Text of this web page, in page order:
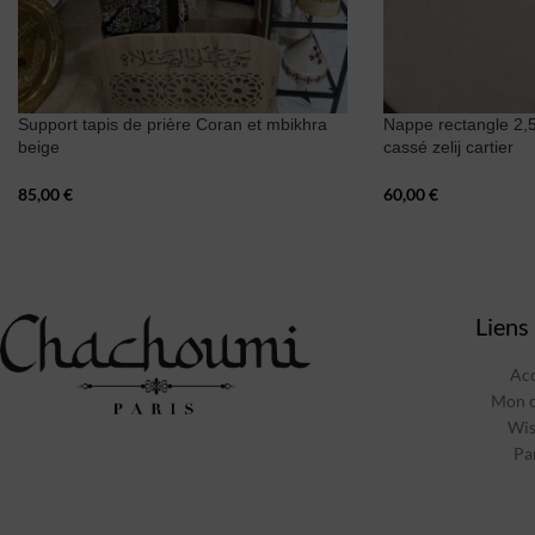
Support tapis de prière Coran et mbikhra
beige
85,00€
Nappe rectangle
cassé zelij cartier
60,00€
Mon